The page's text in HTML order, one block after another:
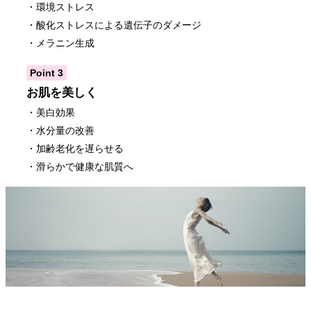
・環境ストレス
・酸化ストレスによる遺伝子のダメージ
・メラニン生成
Point 3
お肌を美しく
・美白効果
・水分量の改善
・加齢老化を遅らせる
・滑らかで健康な肌質へ